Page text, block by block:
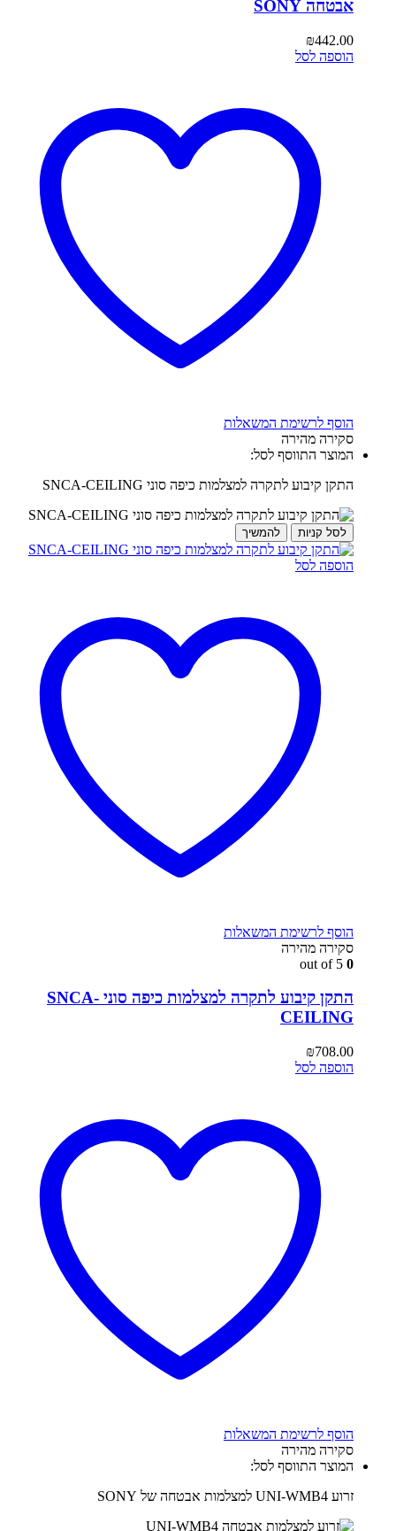
אבטחה SONY
₪442.00
הוספה לסל
הוסף לרשימת המשאלות
סקירה מהירה
המוצר התווסף לסל:
התקן קיבוע לתקרה למצלמות כיפה סוני SNCA-CEILING
לסל קניות להמשיך
הוספה לסל
הוסף לרשימת המשאלות
סקירה מהירה
0
התקן קיבוע לתקרה למצלמות כיפה סוני SNCA-
CEILING
₪708.00
הוספה לסל
הוסף לרשימת המשאלות
סקירה מהירה
המוצר התווסף לסל:
זרוע UNI-WMB4 למצלמות אבטחה של SONY